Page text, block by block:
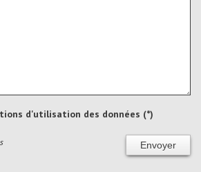
d'utilisation des données (*)
Envoyer